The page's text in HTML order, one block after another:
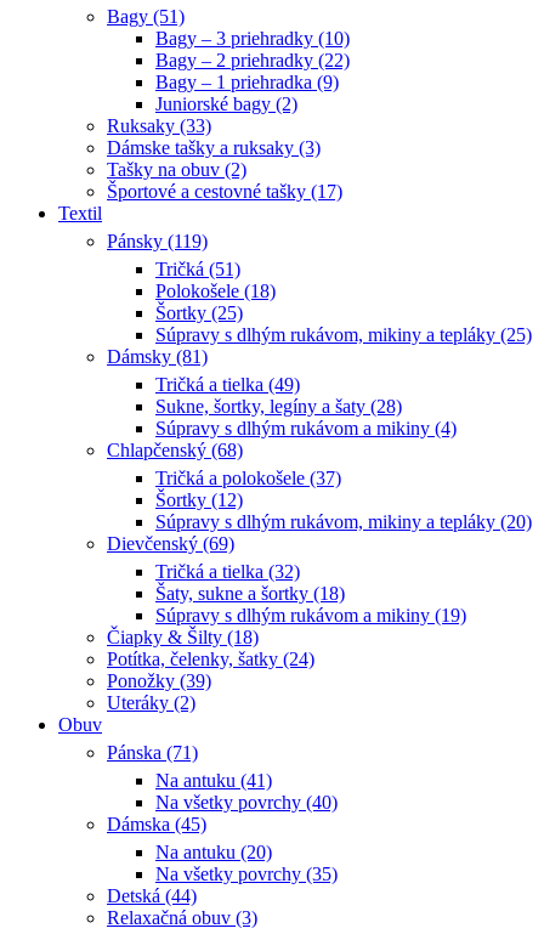
Bagy (51)
Bagy – 3 priehradky (10)
Bagy – 2 priehradky (22)
Bagy – 1 priehradka (9)
Juniorské bagy (2)
Ruksaky (33)
Dámske tašky a ruksaky (3)
Tašky na obuv (2)
Športové a cestovné tašky (17)
Textil
Pánsky (119)
Tričká (51)
Polokošele (18)
Šortky (25)
Súpravy s dlhým rukávom, mikiny a tepláky (25)
Dámsky (81)
Tričká a tielka (49)
Sukne, šortky, legíny a šaty (28)
Súpravy s dlhým rukávom a mikiny (4)
Chlapčenský (68)
Tričká a polokošele (37)
Šortky (12)
Súpravy s dlhým rukávom, mikiny a tepláky (20)
Dievčenský (69)
Tričká a tielka (32)
Šaty, sukne a šortky (18)
Súpravy s dlhým rukávom a mikiny (19)
Čiapky & Šilty (18)
Potítka, čelenky, šatky (24)
Ponožky (39)
Uteráky (2)
Obuv
Pánska (71)
Na antuku (41)
Na všetky povrchy (40)
Dámska (45)
Na antuku (20)
Na všetky povrchy (35)
Detská (44)
Relaxačná obuv (3)